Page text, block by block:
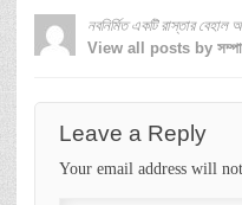
নবনির্মিত একটি রাস্তার বেহাল
View all posts by
Leave a Reply
Your email address will